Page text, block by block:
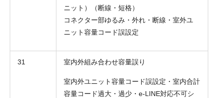
ニット）（断線・短格）
コネクター部ゆるみ・外れ・断線・室外ユ
ニット容量コード誤設定
31 室内外組み合わせ容量誤り
室内外ユニット容量コード誤設定・室内合計
容量コード過大・過少・e-LINE対応不可シ